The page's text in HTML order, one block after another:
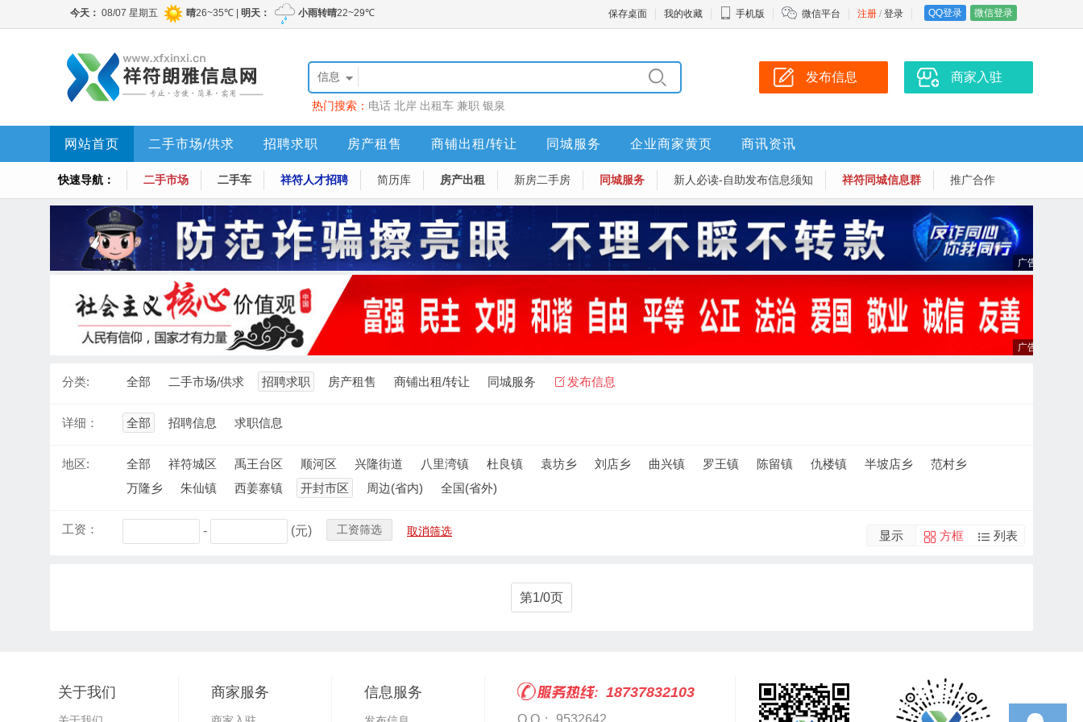
注册 / 登录 QQ登录 微信登录
保存桌面 我的收藏 手机版 微信平台
信息
热门搜索： 电话 北岸 出租车 兼职 银泉
发布信息 商家入驻
网站首页 二手市场/供求 招聘求职 房产租售 商铺出租/转让 同城服务 企业商家黄页 商讯资讯
快速导航： 二手市场 二手车 祥符人才招聘 简历库 房产出租 新房二手房 同城服务 新人必读-自助发布信息须知 祥符同城信息群 推广合作
分类: 全部 二手市场/供求 招聘求职 房产租售 商铺出租/转让 同城服务 发布信息
详细： 全部 招聘信息 求职信息
地区: 全部 祥符城区 禹王台区 顺河区 兴隆街道 八里湾镇 杜良镇 袁坊乡 刘店乡 曲兴镇 罗王镇 陈留镇 仇楼镇 半坡店乡
范村乡
万隆乡
朱仙镇 西姜寨镇 开封市区 周边(省内) 全国(省外)
工资： - (元) 工资筛选 取消筛选 显示 方框 列表
第1/0页
关于我们 商家服务 信息服务 18737832103